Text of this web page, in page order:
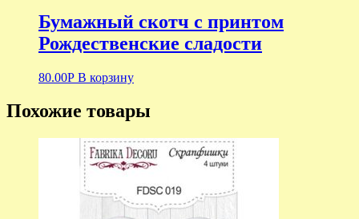
Бумажный скотч с принтом
Рождественские сладости
80.00Р В корзину
Похожие товары